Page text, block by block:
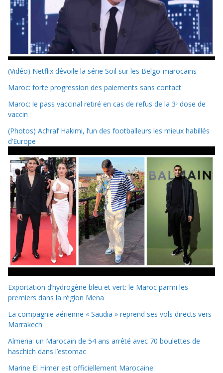
(Vidéo) Netflix dévoile la série Soil sur les Belgo-marocains
Maroc: forte progression des paiements sans contact
Maroc: le pass vaccinal retiré en cas de refus de la 3ᵉ dose de
vaccin
(Photos) Achraf Hakimi, l’un des footballeurs les mieux habillés
d’Europe
Exportation d’hydrogène bleu et vert: le Maroc parmi les
premiers dans la région Mena
La compagnie aérienne « Saudia » reprend ses vols directs vers
Marrakech
Almeria: un Marocain de 54 ans arrêté avec 70 boulettes de
haschich dans l’estomac
Marine El Himer est officiellement Marocaine